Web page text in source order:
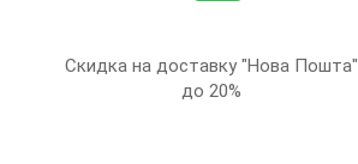
Скидка на доставку "Нова Пошта"
до 20%